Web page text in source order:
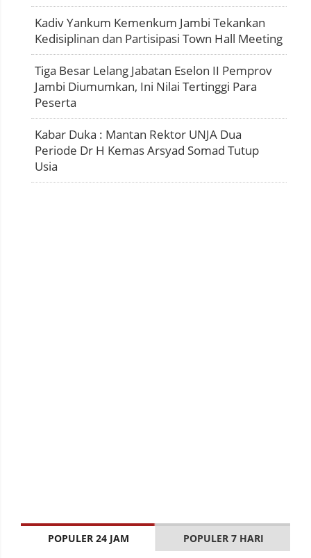
Kadiv Yankum Kemenkum Jambi Tekankan
Kedisiplinan dan Partisipasi Town Hall Meeting
Tiga Besar Lelang Jabatan Eselon II Pemprov
Jambi Diumumkan, Ini Nilai Tertinggi Para
Peserta
Kabar Duka : Mantan Rektor UNJA Dua
Periode Dr H Kemas Arsyad Somad Tutup
Usia
POPULER 24 JAM POPULER 7 HARI